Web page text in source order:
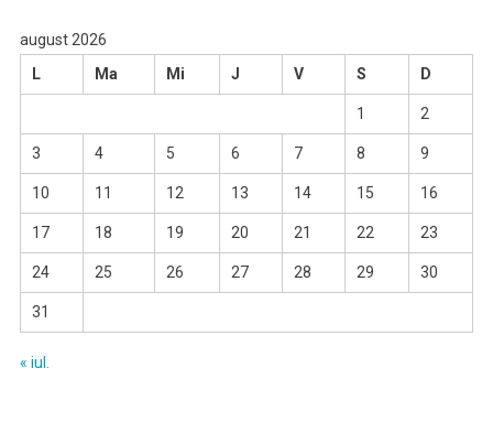
august 2026
L
Ma Mi J V S D
1 2
3 4 5 6 7 8 9
10 11 12 13 14 15 16
17 18 19 20 21 22 23
24 25 26 27 28 29 30
31
« iul.